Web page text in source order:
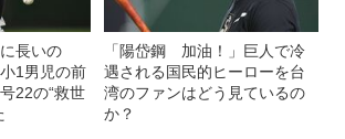
長いの
1男児の前
22の“救世
「陽岱鋼 加油！」巨人で冷
遇される国民的ヒーローを台
湾のファンはどう見ているの
か？